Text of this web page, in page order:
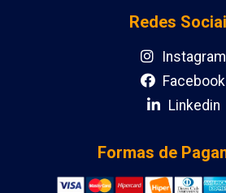
Redes
Instagram
Facebook
Linkedin
Formas de